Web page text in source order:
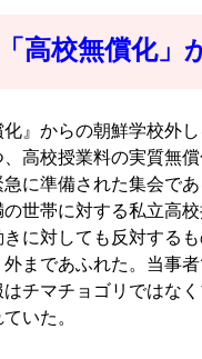
「高校無償化
』からの朝鮮学校外
高校授業料の実質無
に準備された集会で
世帯に対する私立高
に対しても反対する
まであふれた。当事
チマチョゴリではなく
いた。